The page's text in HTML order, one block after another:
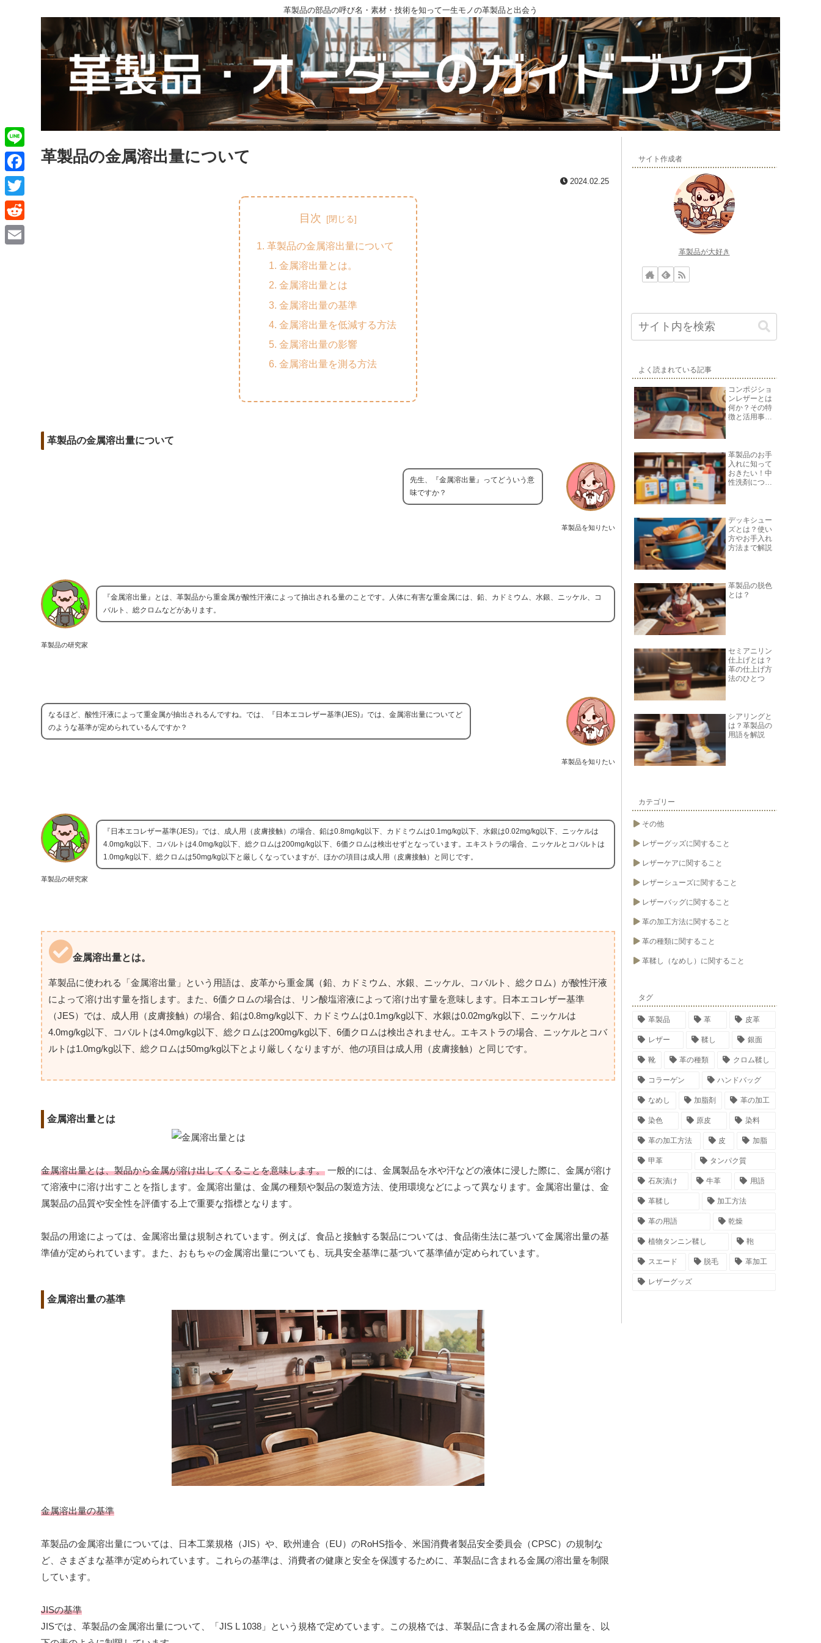
革製品の部品の呼び名・素材・技術を知って一生モノの革製品と出会う
革製品の金属溶出量について
2024.02.25
目次
革製品の金属溶出量について
金属溶出量とは。
金属溶出量とは
金属溶出量の基準
金属溶出量を低減する方法
金属溶出量の影響
金属溶出量を測る方法
革製品の金属溶出量について
革製品を知りたい
先生、『金属溶出量』ってどういう意
味ですか？
革製品の研究家
『金属溶出量』とは、革製品から重金属が酸性汗液によって抽出される量のことです。人体に有害な重金属には、鉛、カドミウム、水銀、ニッケル、コ
バルト、総クロムなどがあります。
革製品を知りたい
なるほど、酸性汗液によって重金属が抽出されるんですね。では、『日本エコレザー基準(JES)』では、金属溶出量についてど
のような基準が定められているんですか？
革製品の研究家
『日本エコレザー基準(JES)』では、成人用（皮膚接触）の場合、鉛は0.8mg/kg以下、カドミウムは0.1mg/kg以下、水銀は0.02mg/kg以下、ニッケルは
4.0mg/kg以下、コバルトは4.0mg/kg以下、総クロムは200mg/kg以下、6価クロムは検出せずとなっています。エキストラの場合、ニッケルとコバルトは
1.0mg/kg以下、総クロムは50mg/kg以下と厳しくなっていますが、ほかの項目は成人用（皮膚接触）と同じです。
金属溶出量とは。
革製品に使われる「金属溶出量」という用語は、皮革から重金属（鉛、カドミウム、水銀、ニッケル、コバルト、総クロム）が酸性汗液
によって溶け出す量を指します。また、6価クロムの場合は、リン酸塩溶液によって溶け出す量を意味します。日本エコレザー基準
（JES）では、成人用（皮膚接触）の場合、鉛は0.8mg/kg以下、カドミウムは0.1mg/kg以下、水銀は0.02mg/kg以下、ニッケルは
4.0mg/kg以下、コバルトは4.0mg/kg以下、総クロムは200mg/kg以下、6価クロムは検出されません。エキストラの場合、ニッケルとコバ
ルトは1.0mg/kg以下、総クロムは50mg/kg以下とより厳しくなりますが、他の項目は成人用（皮膚接触）と同じです。
金属溶出量とは
金属溶出量とは、製品から金属が溶け出してくることを意味します。 一般的には、金属製品を水や汗などの液体に浸した際に、金属が溶け
て溶液中に溶け出すことを指します。金属溶出量は、金属の種類や製品の製造方法、使用環境などによって異なります。金属溶出量は、金
属製品の品質や安全性を評価する上で重要な指標となります。
製品の用途によっては、金属溶出量は規制されています。例えば、食品と接触する製品については、食品衛生法に基づいて金属溶出量の基
準値が定められています。また、おもちゃの金属溶出量についても、玩具安全基準に基づいて基準値が定められています。
金属溶出量の基準
金属溶出量の基準
革製品の金属溶出量については、日本工業規格（JIS）や、欧州連合（EU）のRoHS指令、米国消費者製品安全委員会（CPSC）の規制な
ど、さまざまな基準が定められています。これらの基準は、消費者の健康と安全を保護するために、革製品に含まれる金属の溶出量を制限
しています。
JISの基準
JISでは、革製品の金属溶出量について、「JIS L 1038」という規格で定めています。この規格では、革製品に含まれる金属の溶出量を、以
サイト作成者
革製品が大好き
よく読まれている記事
コンポジショ
ンレザーとは
何か？その特
徴と活用事例
革製品のお手
入れに知って
おきたい！中
性洗剤につい
デッキシュー
ズとは？使い
方やお手入れ
方法まで解説
革製品の脱色
とは？
セミアニリン
仕上げとは？
革の仕上げ方
法のひとつ
シアリングと
は？革製品の
用語を解説
カテゴリー
その他
レザーグッズに関すること
レザーケアに関すること
レザーシューズに関すること
レザーバッグに関すること
革の加工方法に関すること
革の種類に関すること
革鞣し（なめし）に関すること
タグ
革製品 革 皮革
レザー 鞣し 銀面
靴 革の種類 クロム鞣し
コラーゲン ハンドバッグ
なめし 加脂剤 革の加工
染色 原皮 染料
革の加工方法 皮 加脂
甲革 タンパク質
石灰漬け 牛革 用語
革鞣し 加工方法
革の用語 乾燥
植物タンニン鞣し 鞄
スエード 脱毛 革加工
レザーグッズ
L
i
n
e
F
a
c
e
T
w
i
R